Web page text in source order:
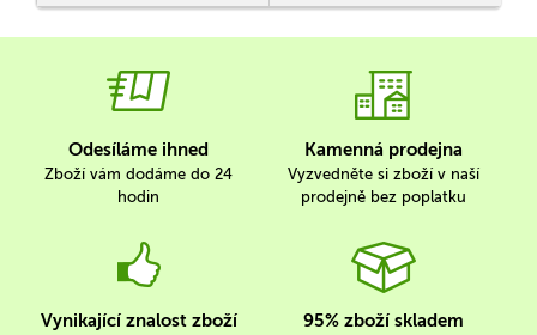
Odesíláme ihned
Zboží vám dodáme do 24
hodin
Kamenná prodejna
Vyzvedněte si zboží v naší
prodejně bez poplatku
Vynikající znalost zboží 95% zboží skladem